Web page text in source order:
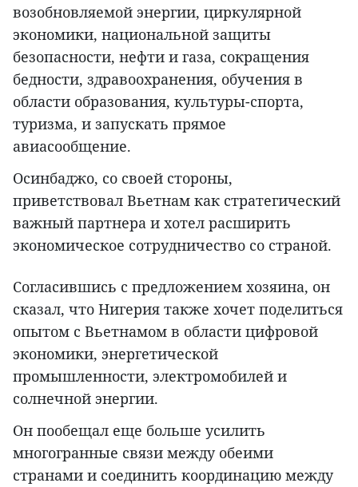
возобновляемой энергии, циркулярной
экономики, национальной защиты
безопасности, нефти и газа, сокращения
бедности, здравоохранения, обучения в
области образования, культуры-спорта,
туризма, и запускать прямое
авиасообщение.
Осинбаджо, со своей стороны,
приветствовал Вьетнам как стратегический
важный партнера и хотел расширить
экономическое сотрудничество со страной.
Согласившись с предложением хозяина, он
сказал, что Нигерия также хочет поделиться
опытом с Вьетнамом в области цифровой
экономики, энергетической
промышленности, электромобилей и
солнечной энергии.
Он пообещал еще больше усилить
многогранные связи между обеими
странами и соединить координацию между